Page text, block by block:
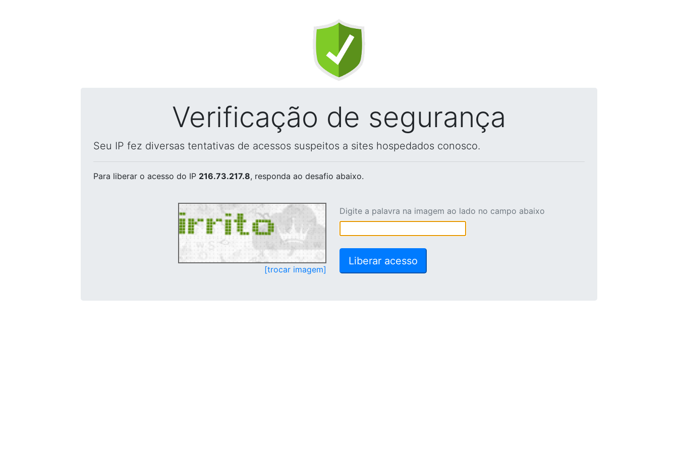
Verificação de segurança
Seu IP fez diversas tentativas de acessos suspeitos a sites hospedados conosco.
Para liberar o acesso do IP 216.73.217.8, responda ao desafio abaixo.
[trocar imagem]
Digite a palavra na imagem ao lado no campo abaixo